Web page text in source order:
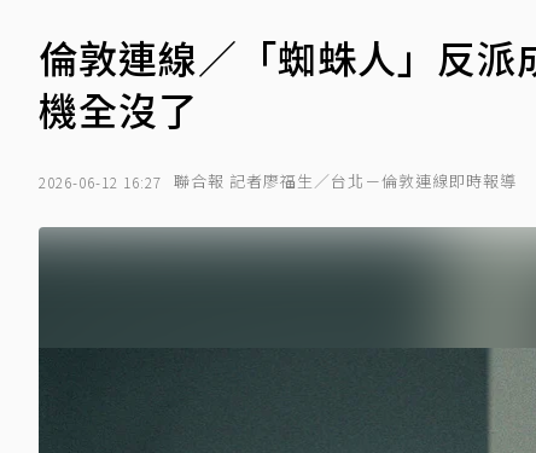
倫敦連線／「蜘蛛人」反
機全沒了
2026-06-12 16:27 聯合報 記者廖福生／台北－倫敦連線即時報導